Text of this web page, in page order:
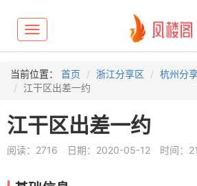
Toggle
navigation
当前位置： 首页 浙江分享区 杭州分
江干区出差一约
江干区出差一约
阅读：2716 日期：2020-05-12 时间：